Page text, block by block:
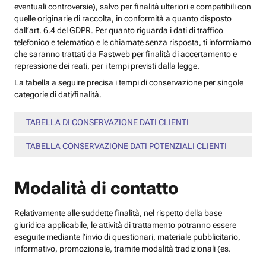
eventuali controversie), salvo per finalità ulteriori e compatibili con
quelle originarie di raccolta, in conformità a quanto disposto
dall’art. 6.4 del GDPR. Per quanto riguarda i dati di traffico
telefonico e telematico e le chiamate senza risposta, ti informiamo
che saranno trattati da Fastweb per finalità di accertamento e
repressione dei reati, per i tempi previsti dalla legge.
La tabella a seguire precisa i tempi di conservazione per singole
categorie di dati/finalità.
TABELLA DI CONSERVAZIONE DATI CLIENTI
TABELLA CONSERVAZIONE DATI POTENZIALI CLIENTI
Modalità di contatto
Relativamente alle suddette finalità, nel rispetto della base
giuridica applicabile, le attività di trattamento potranno essere
eseguite mediante l’invio di questionari, materiale pubblicitario,
informativo, promozionale, tramite modalità tradizionali (es.